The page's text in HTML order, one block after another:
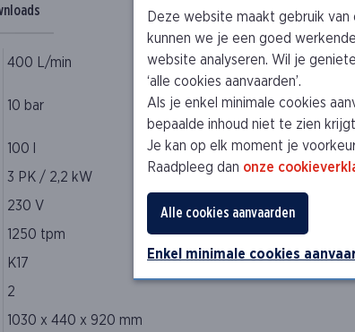
400 L/min
10 bar
100 l
3 PK / 2,2 kW
230 V
1250 tpm
K17
2
1030 x 440 x 920 mm
Deze website maakt gebruik
kunnen we je een goed
website analyseren. Wil je
‘alle cookies aanvaarden’.
Als je enkel minimale cookies
bepaalde inhoud niet te zien
Je kan op elk moment je
Raadpleeg dan onze
Alle cookies aanvaarden
Enkel minimale cookies